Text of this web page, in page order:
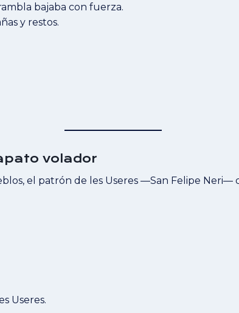
bajaba con fuerza.
y restos.
volador
el patrón de les Useres —San Felipe Neri—
Useres.